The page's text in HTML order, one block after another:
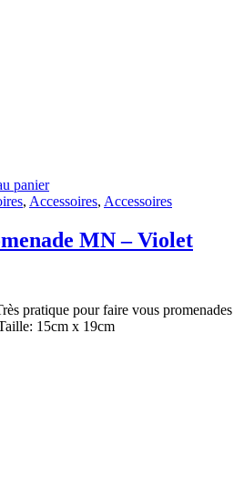
panier
, Accessoires, Accessoires
MN – Violet
pratique pour faire vous promenades
15cm x 19cm